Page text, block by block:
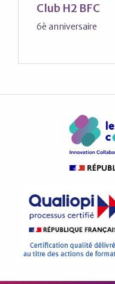
Club H2 BFC
6è anniversaire